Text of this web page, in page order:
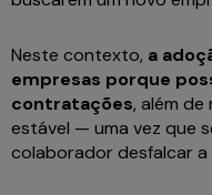
Neste contexto, a
empresas porque
contratações, além
estável — uma vez que
colaborador desfalcar